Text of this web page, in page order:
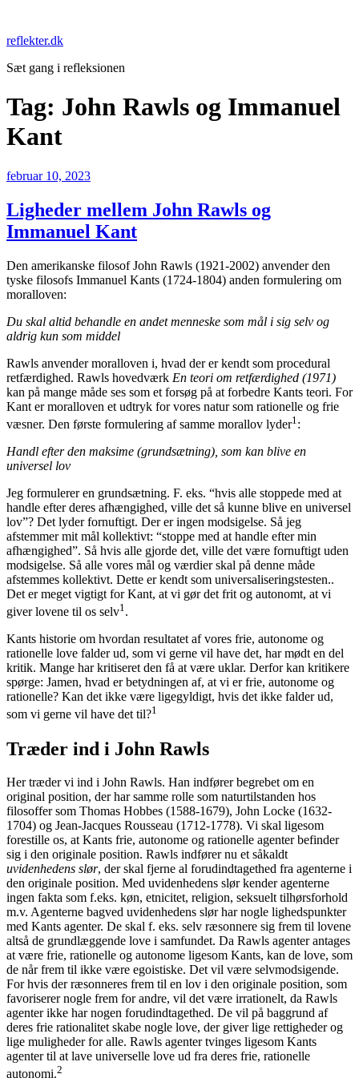
indhold
reflekter.dk
Sæt gang i refleksionen
Tag: John Rawls og Immanuel
Kant
Udgivet
februar 10, 2023
Ligheder mellem John Rawls og
Immanuel Kant
Den amerikanske filosof John Rawls (1921-2002) anvender den
tyske filosofs Immanuel Kants (1724-1804) anden formulering om
moralloven:
Du skal altid behandle en andet menneske som mål i sig selv og
aldrig kun som middel
Rawls anvender moralloven i, hvad der er kendt som procedural
retfærdighed. Rawls hovedværk En teori om retfærdighed (1971)
kan på mange måde ses som et forsøg på at forbedre Kants teori. For
Kant er moralloven et udtryk for vores natur som rationelle og frie
væsner. Den første formulering af samme morallov lyder1 :
Handl efter den maksime (grundsætning), som kan blive en
universel lov
Jeg formulerer en grundsætning. F. eks. “hvis alle stoppede med at
handle efter deres afhængighed, ville det så kunne blive en universel
lov”? Det lyder fornuftigt. Der er ingen modsigelse. Så jeg
afstemmer mit mål kollektivt: “stoppe med at handle efter min
afhængighed”. Så hvis alle gjorde det, ville det være fornuftigt uden
modsigelse. Så alle vores mål og værdier skal på denne måde
afstemmes kollektivt. Dette er kendt som universaliseringstesten..
Det er meget vigtigt for Kant, at vi gør det frit og autonomt, at vi
giver lovene til os selv1.
Kants historie om hvordan resultatet af vores frie, autonome og
rationelle love falder ud, som vi gerne vil have det, har mødt en del
kritik. Mange har kritiseret den få at være uklar. Derfor kan kritikere
spørge: Jamen, hvad er betydningen af, at vi er frie, autonome og
rationelle? Kan det ikke være ligegyldigt, hvis det ikke falder ud,
som vi gerne vil have det til?1
Træder ind i John Rawls
Her træder vi ind i John Rawls. Han indfører begrebet om en
original position, der har samme rolle som naturtilstanden hos
filosoffer som Thomas Hobbes (1588-1679), John Locke (1632-
1704) og Jean-Jacques Rousseau (1712-1778). Vi skal ligesom
forestille os, at Kants frie, autonome og rationelle agenter befinder
sig i den originale position. Rawls indfører nu et såkaldt
uvidenhedens slør, der skal fjerne al forudindtagethed fra agenterne i
den originale position. Med uvidenhedens slør kender agenterne
ingen fakta som f.eks. køn, etnicitet, religion, seksuelt tilhørsforhold
m.v. Agenterne bagved uvidenhedens slør har nogle lighedspunkter
med Kants agenter. De skal f. eks. selv ræsonnere sig frem til lovene
altså de grundlæggende love i samfundet. Da Rawls agenter antages
at være frie, rationelle og autonome ligesom Kants, kan de love, som
de når frem til ikke være egoistiske. Det vil være selvmodsigende.
For hvis der ræsonneres frem til en lov i den originale position, som
favoriserer nogle frem for andre, vil det være irrationelt, da Rawls
agenter ikke har nogen forudindtagethed. De vil på baggrund af
deres frie rationalitet skabe nogle love, der giver lige rettigheder og
lige muligheder for alle. Rawls agenter tvinges ligesom Kants
agenter til at lave universelle love ud fra deres frie, rationelle
autonomi.2